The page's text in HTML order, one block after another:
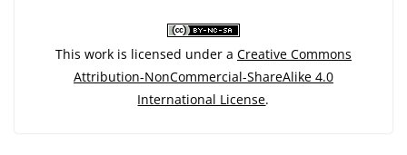
This work is licensed under a Creative Commons
Attribution-NonCommercial-ShareAlike 4.0
International License.